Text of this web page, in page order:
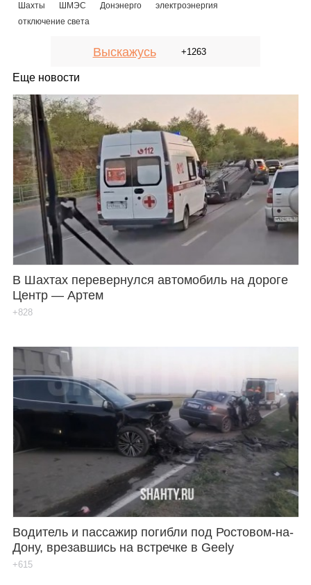
Шахты ШМЭС Донэнерго
электроэнергия
отключение света
Выскажусь +1263
Еще новости
В Шахтах перевернулся автомобиль на дороге
Центр — Артем
+828
Водитель и пассажир погибли под Ростовом-на-
Дону, врезавшись на встречке в Geely
+615